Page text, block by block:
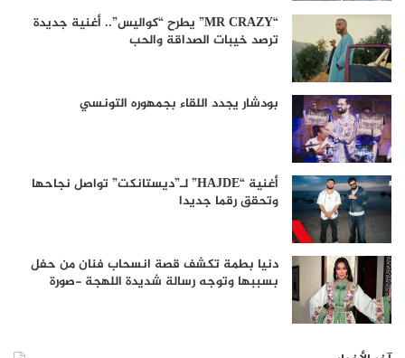
“MR CRAZY” يطرح “كواليس”.. أغنية جديدة
ترصد خيبات الصداقة والحب
بودشار يجدد اللقاء بجمهوره التونسي
أغنية “HAJDE” لـ”ديستانكت” تواصل نجاحها
وتحقق رقما جديدا
دنيا بطمة تكشف قصة انسحاب فنان من حفل
بسببها وتوجه رسالة شديدة اللهجة -صورة